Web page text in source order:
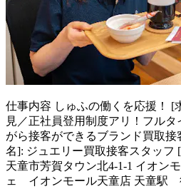
仕事内容 しゅふの働くを応援！ [
見／正社員登用制度アリ！フル
がら接客ができるブランド買取
名]: ジュエリー買取接客スタッフ
天童市芳賀タウン北4-1-1 イオン
ェ イオンモール天童店 天童駅